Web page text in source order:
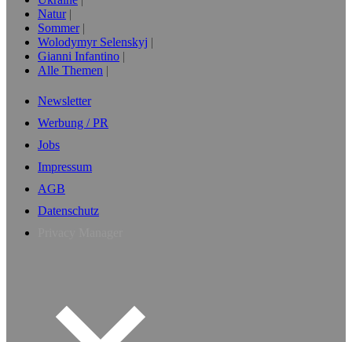
Natur
Sommer
Wolodymyr Selenskyj
Gianni Infantino
Alle Themen
Newsletter
Werbung / PR
Jobs
Impressum
AGB
Datenschutz